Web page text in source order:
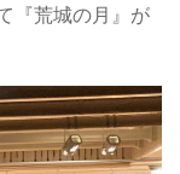
『荒城の月』が